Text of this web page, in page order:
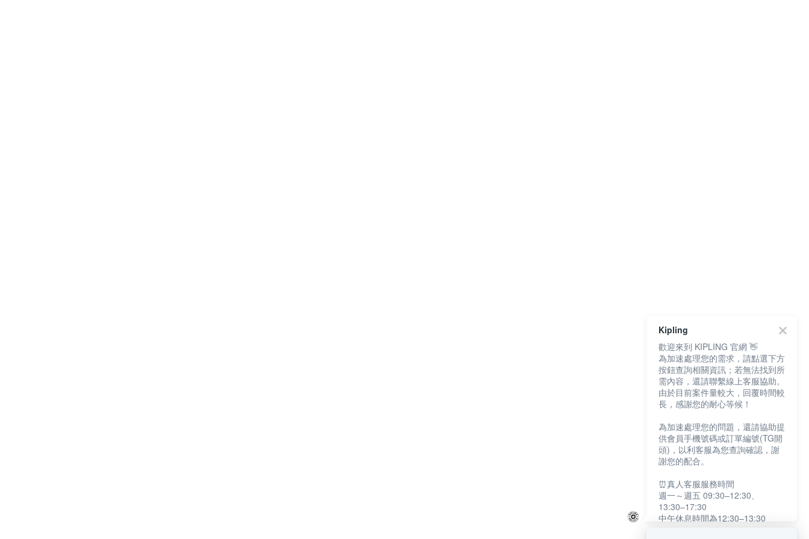
Kipling
歡迎來到 KIPLING 官網 👋
為加速處理您的需求，請點選下方
按鈕查詢相關資訊；若無法找到所
需內容，還請聯繫線上客服協助。
由於目前案件量較大，回覆時間較
長，感謝您的耐心等候！
為加速處理您的問題，還請協助提
供會員手機號碼或訂單編號(TG開
頭)，以利客服為您查詢確認，謝
謝您的配合。
⏰真人客服服務時間
週一～週五 09:30–12:30、
13:30–17:30
中午休息時間為12:30–13:30